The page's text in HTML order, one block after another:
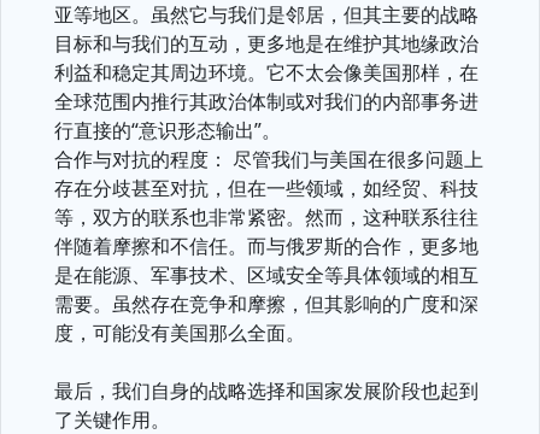
亚等地区。虽然它与我们是邻居，但其主要的战略
目标和与我们的互动，更多地是在维护其地缘政治
利益和稳定其周边环境。它不太会像美国那样，在
全球范围内推行其政治体制或对我们的内部事务进
行直接的“意识形态输出”。
合作与对抗的程度： 尽管我们与美国在很多问题上
存在分歧甚至对抗，但在一些领域，如经贸、科技
等，双方的联系也非常紧密。然而，这种联系往往
伴随着摩擦和不信任。而与俄罗斯的合作，更多地
是在能源、军事技术、区域安全等具体领域的相互
需要。虽然存在竞争和摩擦，但其影响的广度和深
度，可能没有美国那么全面。
最后，我们自身的战略选择和国家发展阶段也起到
了关键作用。